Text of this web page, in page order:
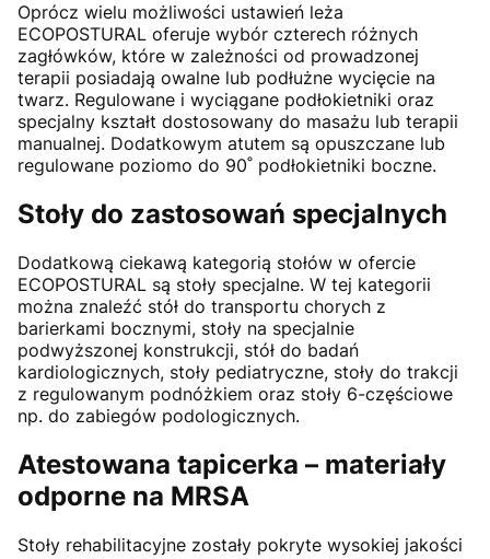
Oprócz wielu możliwości ustawień leża
ECOPOSTURAL oferuje wybór czterech różnych
zagłówków, które w zależności od prowadzonej
terapii posiadają owalne lub podłużne wycięcie na
twarz. Regulowane i wyciągane podłokietniki oraz
specjalny kształt dostosowany do masażu lub terapii
manualnej. Dodatkowym atutem są opuszczane lub
regulowane poziomo do 90˚ podłokietniki boczne.
Stoły do zastosowań specjalnych
Dodatkową ciekawą kategorią stołów w ofercie
ECOPOSTURAL są stoły specjalne. W tej kategorii
można znaleźć stół do transportu chorych z
barierkami bocznymi, stoły na specjalnie
podwyższonej konstrukcji, stół do badań
kardiologicznych, stoły pediatryczne, stoły do trakcji
z regulowanym podnóżkiem oraz stoły 6-częściowe
np. do zabiegów podologicznych.
Atestowana tapicerka – materiały
odporne na MRSA
Stoły rehabilitacyjne zostały pokryte wysokiej jakości